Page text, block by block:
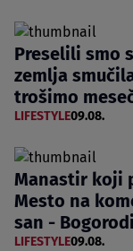
Preselili smo
zemlja
trošimo
LIFESTYLE09.08.
Manastir koji
Mesto na
san -
LIFESTYLE09.08.